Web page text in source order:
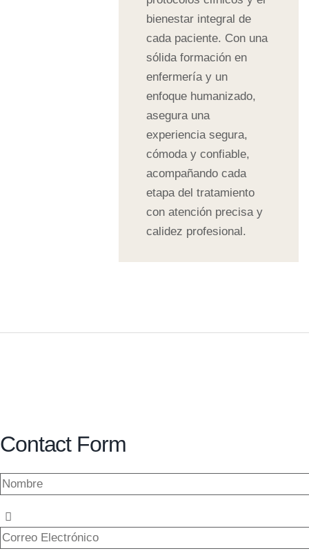
bienestar integral de
cada paciente. Con una
sólida formación en
enfermería y un
enfoque humanizado,
asegura una
experiencia segura,
cómoda y confiable,
acompañando cada
etapa del tratamiento
con atención precisa y
calidez profesional.
Contact Form